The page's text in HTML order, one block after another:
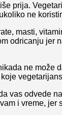
prija.
ne
masti,
odricanju jer
ne
vas odvede
i vreme, jer